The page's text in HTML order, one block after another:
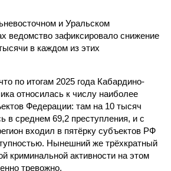
и Уральском
ведомство зафиксировало снижение
в каждом из этих
по итогам 2025 года Кабардино-
относилась к числу наиболее
Федерации: там на 10 тысяч
в среднем 69,2 преступления, и с
входил в пятёрку субъектов РФ
Нынешний же трёхкратный
криминальной активности на этом
тревожно.